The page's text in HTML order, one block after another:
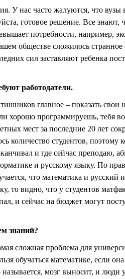
У нас часто жалуются, что
готовое решение. Все знают,
потребности, например,
обществе сложилось
сил заставляют ребенка
работодатели.
главное – показать
хорошо программируешь, тебя
мест за последние 20 лет
количество студентов, поэтому
и где сейчас преподаю,
и русскому языку. По
что математика и
то видно, что у студентов
и сейчас на бюджет могут
знаний?
сложная проблема для
обучаться математике, если
называется, мозг выносит, и люди